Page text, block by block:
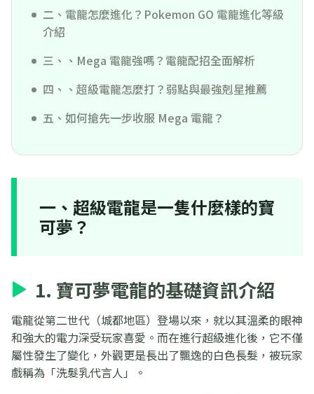
二、電龍怎麼進化？Pokemon GO 電龍進化等級
介紹
三、、Mega 電龍強嗎？電龍配招全面解析
四、、超級電龍怎麼打？弱點與最強剋星推薦
五、如何搶先一步收服 Mega 電龍？
一、超級電龍是一隻什麼樣的寶
可夢？
1. 寶可夢電龍的基礎資訊介紹
電龍從第二世代（城都地區）登場以來，就以其溫柔的眼神
和強大的電力深受玩家喜愛。而在進行超級進化後，它不僅
屬性發生了變化，外觀更是長出了飄逸的白色長髮，被玩家
戲稱為「洗髮乳代言人」。